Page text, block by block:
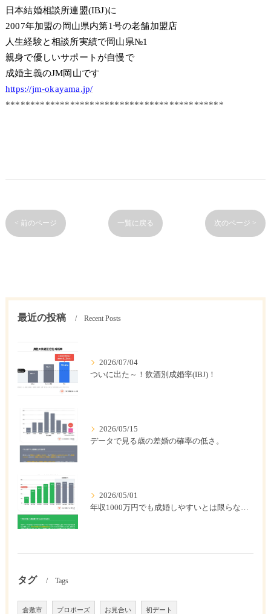
日本結婚相談所連盟(IBJ)に
2007年加盟の岡山県内第1号の老舗加盟店
人生経験と相談所実績で岡山県№1
親身で優しいサポートが自慢で
成婚主義のJM岡山です
https://jm-okayama.jp/
********************************************
< 前のページ 一覧に戻る 次のページ >
最近の投稿 Recent Posts
2026/07/04
ついに出た～！飲酒別成婚率(IBJ)！
2026/05/15
データで見る歳の差婚の確率の低さ。
2026/05/01
年収1000万円でも成婚しやすいとは限らない? 「年収帯別の成婚率」のリアル
タグ Tags
倉敷市 プロポーズ お見合い 初デート